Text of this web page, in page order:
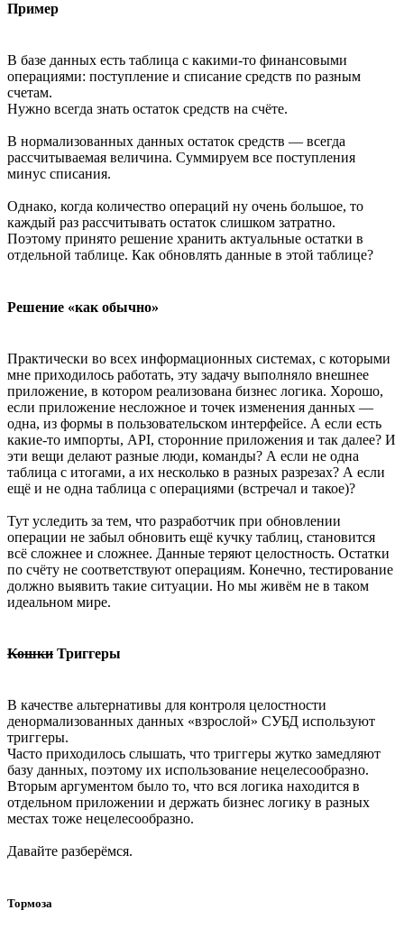
Пример
В базе данных есть таблица с какими-то финансовыми
операциями: поступление и списание средств по разным
счетам.
Нужно всегда знать остаток средств на счёте.
В нормализованных данных остаток средств — всегда
рассчитываемая величина. Суммируем все поступления
минус списания.
Однако, когда количество операций ну очень большое, то
каждый раз рассчитывать остаток слишком затратно.
Поэтому принято решение хранить актуальные остатки в
отдельной таблице. Как обновлять данные в этой таблице?
Решение «как обычно»
Практически во всех информационных системах, с которыми
мне приходилось работать, эту задачу выполняло внешнее
приложение, в котором реализована бизнес логика. Хорошо,
если приложение несложное и точек изменения данных —
одна, из формы в пользовательском интерфейсе. А если есть
какие-то импорты, API, сторонние приложения и так далее? И
эти вещи делают разные люди, команды? А если не одна
таблица с итогами, а их несколько в разных разрезах? А если
ещё и не одна таблица с операциями (встречал и такое)?
Тут уследить за тем, что разработчик при обновлении
операции не забыл обновить ещё кучку таблиц, становится
всё сложнее и сложнее. Данные теряют целостность. Остатки
по счёту не соответствуют операциям. Конечно, тестирование
должно выявить такие ситуации. Но мы живём не в таком
идеальном мире.
Кошки Триггеры
В качестве альтернативы для контроля целостности
денормализованных данных «взрослой» СУБД используют
триггеры.
Часто приходилось слышать, что триггеры жутко замедляют
базу данных, поэтому их использование нецелесообразно.
Вторым аргументом было то, что вся логика находится в
отдельном приложении и держать бизнес логику в разных
местах тоже нецелесообразно.
Давайте разберёмся.
Тормоза